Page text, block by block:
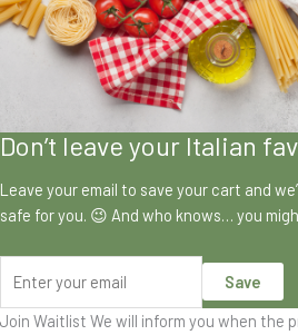
Don’t leave your Italian
Leave your email to save your cart and
safe for you. 😉 And who knows… you
Save
Join Waitlist We will inform you when the